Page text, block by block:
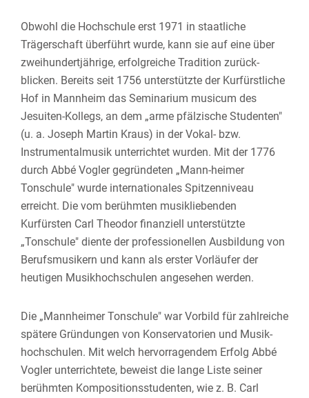
Obwohl die Hochschule erst 1971 in staatliche
Trägerschaft überführt wurde, kann sie auf eine über
zweihundertjährige, erfolgreiche Tradition zurück-
blicken. Bereits seit 1756 unterstützte der Kurfürstliche
Hof in Mannheim das Seminarium musicum des
Jesuiten-Kollegs, an dem „arme pfälzische Studenten"
(u. a. Joseph Martin Kraus) in der Vokal- bzw.
Instrumentalmusik unterrichtet wurden. Mit der 1776
durch Abbé Vogler gegründeten „Mann-heimer
Tonschule" wurde internationales Spitzenniveau
erreicht. Die vom berühmten musikliebenden
Kurfürsten Carl Theodor finanziell unterstützte
„Tonschule" diente der professionellen Ausbildung von
Berufsmusikern und kann als erster Vorläufer der
heutigen Musikhochschulen angesehen werden.
Die „Mannheimer Tonschule" war Vorbild für zahlreiche
spätere Gründungen von Konservatorien und Musik-
hochschulen. Mit welch hervorragendem Erfolg Abbé
Vogler unterrichtete, beweist die lange Liste seiner
berühmten Kompositionsstudenten, wie z. B. Carl